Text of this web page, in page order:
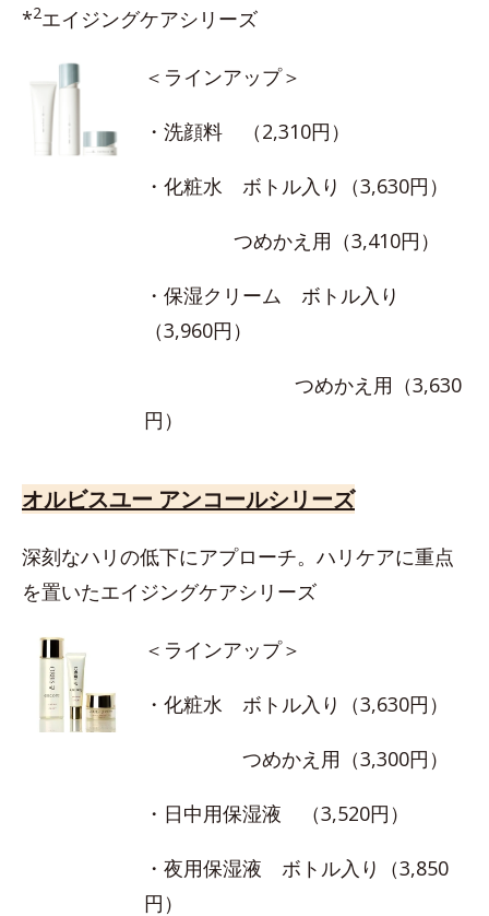
*2エイジングケアシリーズ
＜ラインアップ＞
・洗顔料 （2,310円）
・化粧水 ボトル入り（3,630円）
つめかえ用（3,410円）
・保湿クリーム ボトル入り
（3,960円）
つめかえ用（3,630
円）
オルビスユー アンコールシリーズ
深刻なハリの低下にアプローチ。ハリケアに重点
を置いたエイジングケアシリーズ
＜ラインアップ＞
・化粧水 ボトル入り（3,630円）
つめかえ用（3,300円）
・日中用保湿液 （3,520円）
・夜用保湿液 ボトル入り（3,850
円）